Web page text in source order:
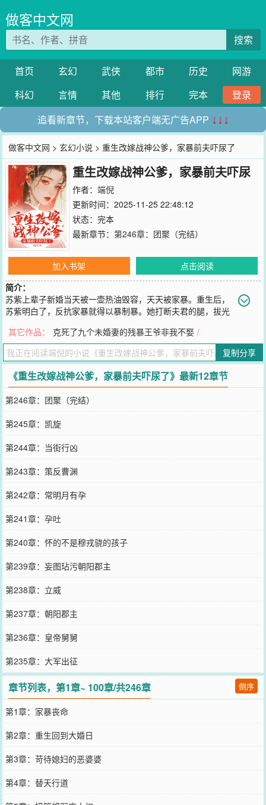
做客中文网
搜索
首页 玄幻 武侠 都市 历史
网游
科幻
言情 其他 排行 完本
登录
追看新章节，下载本站客户端无广告APP ↓↓↓
做客中文网 >玄幻小说 > 重生改嫁战神公爹，家暴前夫吓尿了
重生改嫁战神公爹，家暴前夫吓尿
了
作者： 端倪
更新时间：2025-11-25 22:48:12
状态：完本
最新章节： 第246章：团聚（完结）
加入书架
点击阅读
简介：
苏紫上辈子新婚当天被一壶热油毁容，天天被家暴。重生后，
苏紫明白了，反抗家暴就得以暴制暴。她打断夫君的腿，拔光
婆母磕头求她和离时，昏迷多年的战神公爹突然醒了，还对她一见钟
情。苏紫拿着天价赔偿金和离，夫君和婆母含泪放炮庆祝。第二天她
却改头换面重嫁入府。揭开盖头后，苏紫对着老熟人们狰狞一笑。
“嗨，前夫哥。哦，不对，是好大儿，快叫声娘来听听。”
您要是觉得《重生改嫁战神公爹，家暴前夫吓尿了》还不错的话请不
要忘记向您QQ群和微博微信里的朋友推荐哦！
其它作品： 克死了九个未婚妻的残暴王爷非我不娶 /
复制分享
《重生改嫁战神公爹，家暴前夫吓尿了》最新12章节
第246章：团聚（完结）
第245章：凯旋
第244章：当街行凶
第243章：策反曹渊
第242章：常明月有孕
第241章：孕吐
第240章：怀的不是穆戎骁的孩子
第239章：妄图玷污朝阳郡主
第238章：立威
第237章：朝阳郡主
第236章：皇帝舅舅
第235章：大军出征
章节列表，第1章~ 100章/共246章 倒序
第1章：家暴丧命
第2章：重生回到大婚日
第3章：苛待媳妇的恶婆婆
第4章：替天行道